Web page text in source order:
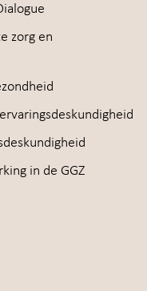
zorg en
in de GGZ